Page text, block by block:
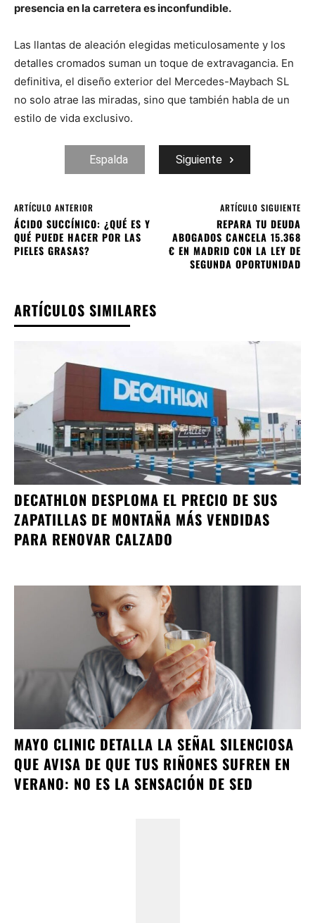
presencia en la carretera es inconfundible.
Las llantas de aleación elegidas meticulosamente y los
detalles cromados suman un toque de extravagancia. En
definitiva, el diseño exterior del Mercedes-Maybach SL
no solo atrae las miradas, sino que también habla de un
estilo de vida exclusivo.
Espalda Siguiente
ARTÍCULO ANTERIOR
ÁCIDO SUCCÍNICO: ¿QUÉ ES Y
QUÉ PUEDE HACER POR LAS
PIELES GRASAS?
ARTÍCULO SIGUIENTE
REPARA TU DEUDA
ABOGADOS CANCELA 15.368
€ EN MADRID CON LA LEY DE
SEGUNDA OPORTUNIDAD
ARTÍCULOS SIMILARES
DECATHLON DESPLOMA EL PRECIO DE SUS
ZAPATILLAS DE MONTAÑA MÁS VENDIDAS
PARA RENOVAR CALZADO
MAYO CLINIC DETALLA LA SEÑAL SILENCIOSA
QUE AVISA DE QUE TUS RIÑONES SUFREN EN
VERANO: NO ES LA SENSACIÓN DE SED